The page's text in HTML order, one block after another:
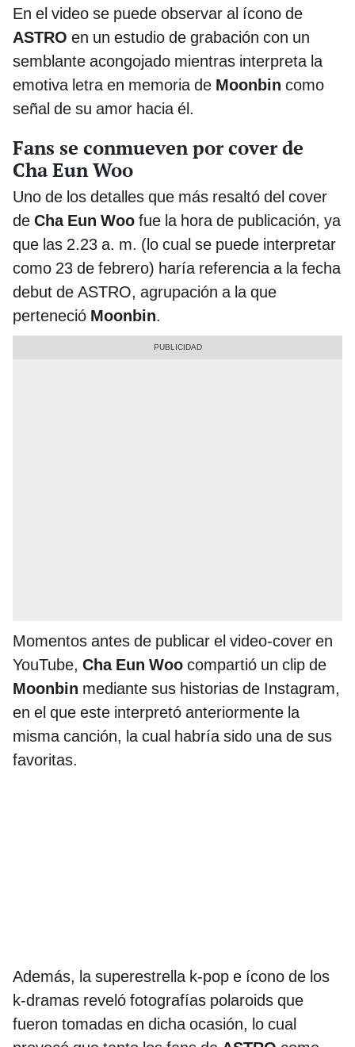
En el video se puede observar al ícono de
ASTRO en un estudio de grabación con un
semblante acongojado mientras interpreta la
emotiva letra en memoria de Moonbin como
señal de su amor hacia él.
Fans se conmueven por cover de
Cha Eun Woo
Uno de los detalles que más resaltó del cover
de Cha Eun Woo fue la hora de publicación, ya
que las 2.23 a. m. (lo cual se puede interpretar
como 23 de febrero) haría referencia a la fecha
debut de ASTRO, agrupación a la que
perteneció Moonbin.
Momentos antes de publicar el video-cover en
YouTube, Cha Eun Woo compartió un clip de
Moonbin mediante sus historias de Instagram,
en el que este interpretó anteriormente la
misma canción, la cual habría sido una de sus
favoritas.
Además, la superestrella k-pop e ícono de los
k-dramas reveló fotografías polaroids que
fueron tomadas en dicha ocasión, lo cual